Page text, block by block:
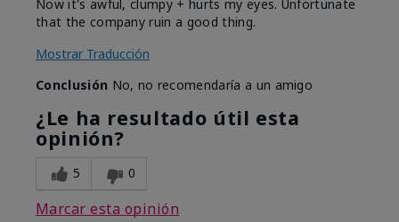
Now it's awful, clumpy + hurts my eyes. Unfortunate
that the company ruin a good thing.
Mostrar Traducción
Conclusión No, no recomendaría a un amigo
¿Le ha resultado útil esta
opinión?
5 0
Marcar esta opinión